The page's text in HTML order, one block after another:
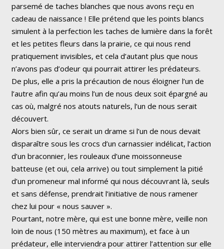
parsemé de taches blanches que nous avons reçu en
cadeau de naissance ! Elle prétend que les points blancs
simulent à la perfection les taches de lumière dans la forêt
et les petites fleurs dans la prairie, ce qui nous rend
pratiquement invisibles, et cela d’autant plus que nous
n’avons pas d’odeur qui pourrait attirer les prédateurs.
De plus, elle a pris la précaution de nous éloigner l’un de
l’autre afin qu’au moins l’un de nous deux soit épargné au
cas où, malgré nos atouts naturels, l’un de nous serait
découvert.
Alors bien sûr, ce serait un drame si l’un de nous devait
disparaître sous les crocs d’un carnassier indélicat, l’action
d’un braconnier, les rouleaux d’une moissonneuse
batteuse (et oui, cela arrive) ou tout simplement la pitié
d’un promeneur mal informé qui nous découvrant là, seuls
et sans défense, prendrait l’initiative de nous ramener
chez lui pour « nous sauver ».
Pourtant, notre mère, qui est une bonne mère, veille non
loin de nous (150 mètres au maximum), et face à un
prédateur, elle interviendra pour attirer l’attention sur elle